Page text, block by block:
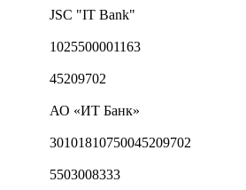
JSC "IT Bank"
1025500001163
45209702
АО «ИТ Банк»
30101810750045209702
5503008333